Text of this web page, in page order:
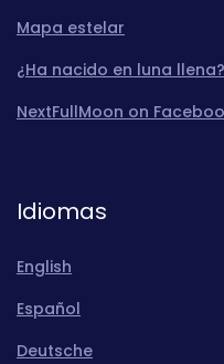
Mapa estelar
¿Ha nacido en luna llena?
NextFullMoon on
Idiomas
English
Español
Deutsche